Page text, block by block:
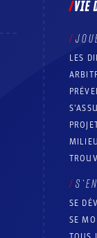
VIE
LES
SE
SE